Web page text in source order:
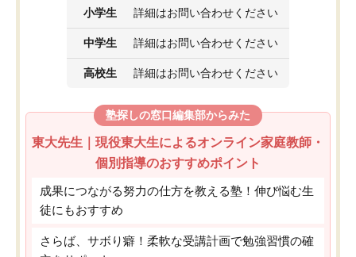
小学生 詳細はお問い合わせください
中学生 詳細はお問い合わせください
高校生 詳細はお問い合わせください
塾探しの窓口編集部からみた
東大先生｜現役東大生によるオンライン家庭教師・
個別指導のおすすめポイント
成果につながる努力の仕方を教える塾！伸び悩む生
徒にもおすすめ
さらば、サボり癖！柔軟な受講計画で勉強習慣の確